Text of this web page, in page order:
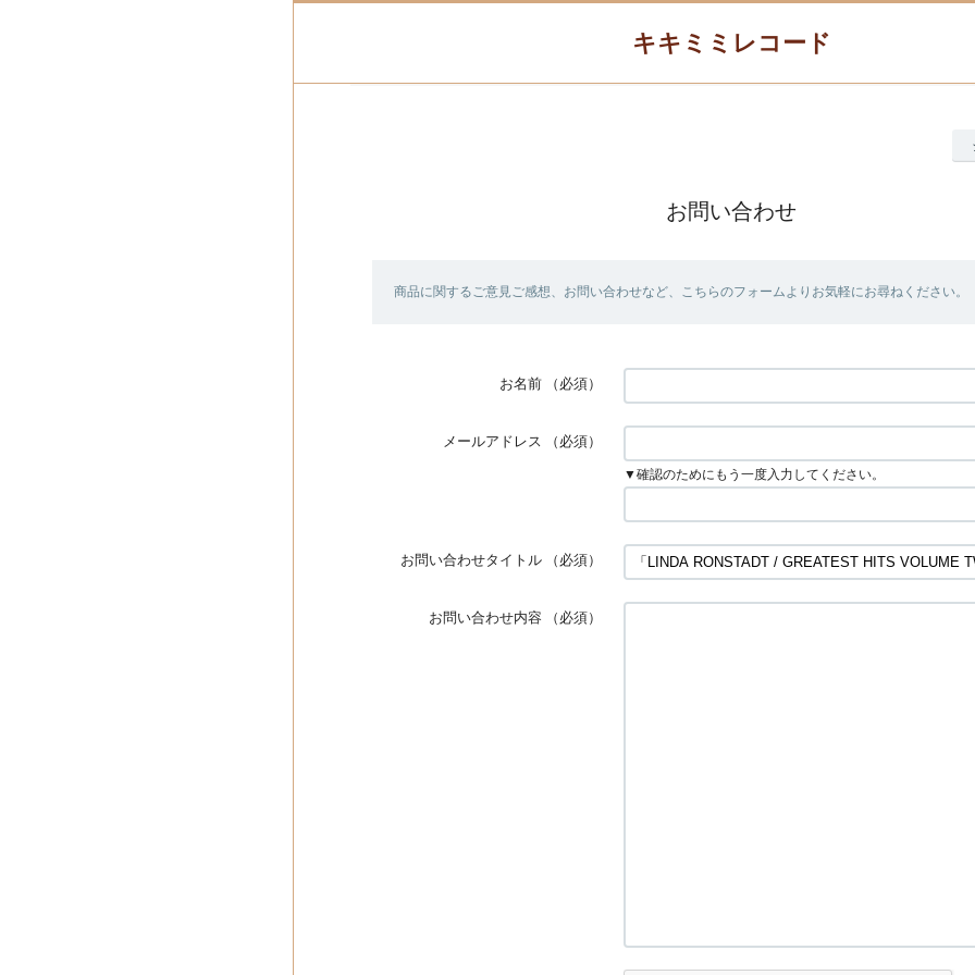
キキミミレコード
お問い合わせ
商品に関するご意見ご感想、お問い合わせなど、こちらのフォームよりお気軽にお尋ねください。
お名前 （必須）
メールアドレス （必須）
▼確認のためにもう一度入力してください。
お問い合わせタイトル （必須）
お問い合わせ内容 （必須）